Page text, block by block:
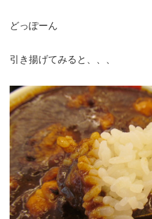
どっぽーん
引き揚げてみると、、、